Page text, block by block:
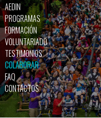
AEDIN
PROGRAMAS
FORMACIÓN
VOLUNTARIADO
TESTIMONIOS
COLABORAR
FAQ
CONTACTOS